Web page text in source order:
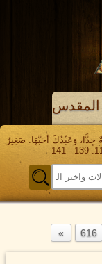
المقدس
جِدًّا، وَعَبْدُكَ أَحَبَّهَا. صَغِيرٌ
616